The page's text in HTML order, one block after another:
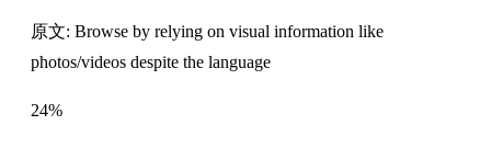
原文: Browse by relying on visual information like
photos/videos despite the language
24%